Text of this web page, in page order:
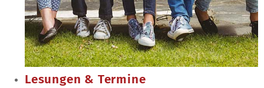
Lesungen & Termine